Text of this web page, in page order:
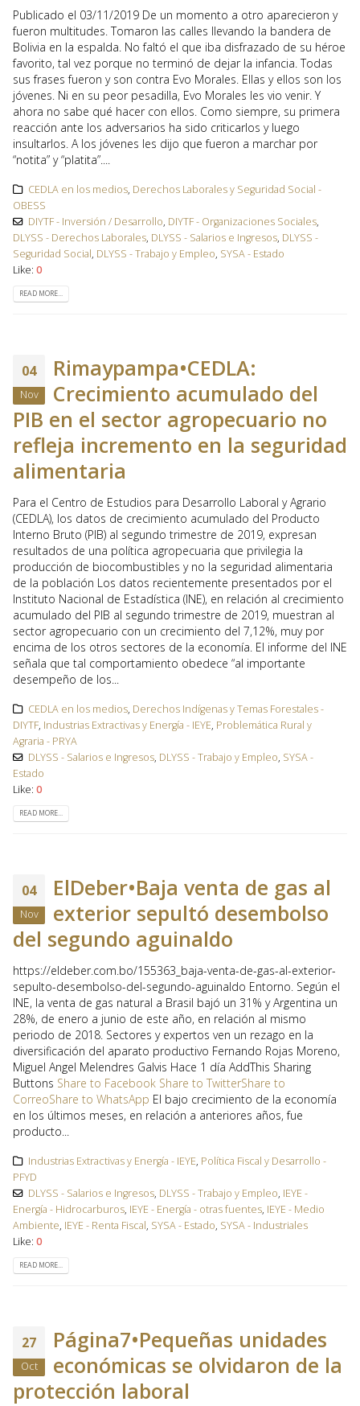
Publicado el 03/11/2019 De un momento a otro aparecieron y
fueron multitudes. Tomaron las calles llevando la bandera de
Bolivia en la espalda. No faltó el que iba disfrazado de su héroe
favorito, tal vez porque no terminó de dejar la infancia. Todas
sus frases fueron y son contra Evo Morales. Ellas y ellos son los
jóvenes. Ni en su peor pesadilla, Evo Morales les vio venir. Y
ahora no sabe qué hacer con ellos. Como siempre, su primera
reacción ante los adversarios ha sido criticarlos y luego
insultarlos. A los jóvenes les dijo que fueron a marchar por
“notita” y “platita”....
CEDLA en los medios, Derechos Laborales y Seguridad Social -
OBESS
DIYTF - Inversión / Desarrollo, DIYTF - Organizaciones Sociales,
DLYSS - Derechos Laborales, DLYSS - Salarios e Ingresos, DLYSS -
Seguridad Social, DLYSS - Trabajo y Empleo, SYSA - Estado
Like: 0
READ MORE...
04
Nov
Rimaypampa•CEDLA:
Crecimiento acumulado del
PIB en el sector agropecuario no
refleja incremento en la seguridad
alimentaria
Para el Centro de Estudios para Desarrollo Laboral y Agrario
(CEDLA), los datos de crecimiento acumulado del Producto
Interno Bruto (PIB) al segundo trimestre de 2019, expresan
resultados de una política agropecuaria que privilegia la
producción de biocombustibles y no la seguridad alimentaria
de la población Los datos recientemente presentados por el
Instituto Nacional de Estadística (INE), en relación al crecimiento
acumulado del PIB al segundo trimestre de 2019, muestran al
sector agropecuario con un crecimiento del 7,12%, muy por
encima de los otros sectores de la economía. El informe del INE
señala que tal comportamiento obedece “al importante
desempeño de los...
CEDLA en los medios, Derechos Indígenas y Temas Forestales -
DIYTF, Industrias Extractivas y Energía - IEYE, Problemática Rural y
Agraria - PRYA
DLYSS - Salarios e Ingresos, DLYSS - Trabajo y Empleo, SYSA -
Estado
Like: 0
READ MORE...
04
Nov
ElDeber•Baja venta de gas al
exterior sepultó desembolso
del segundo aguinaldo
https://eldeber.com.bo/155363_baja-venta-de-gas-al-exterior-
sepulto-desembolso-del-segundo-aguinaldo Entorno. Según el
INE, la venta de gas natural a Brasil bajó un 31% y Argentina un
28%, de enero a junio de este año, en relación al mismo
periodo de 2018. Sectores y expertos ven un rezago en la
diversificación del aparato productivo Fernando Rojas Moreno,
Miguel Angel Melendres Galvis Hace 1 día AddThis Sharing
Buttons Share to Facebook Share to TwitterShare to
CorreoShare to WhatsApp El bajo crecimiento de la economía
en los últimos meses, en relación a anteriores años, fue
producto...
Industrias Extractivas y Energía - IEYE, Política Fiscal y Desarrollo -
PFYD
DLYSS - Salarios e Ingresos, DLYSS - Trabajo y Empleo, IEYE -
Energía - Hidrocarburos, IEYE - Energía - otras fuentes, IEYE - Medio
Ambiente, IEYE - Renta Fiscal, SYSA - Estado, SYSA - Industriales
Like: 0
READ MORE...
27
Oct
Página7•Pequeñas unidades
económicas se olvidaron de la
protección laboral